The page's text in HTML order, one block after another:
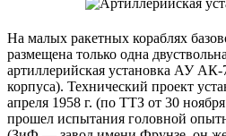
На малых ракетных кораблях
размещена только одна
артиллерийская установка АУ АК-
корпуса). Технический проект
апреля 1958 г. (по ТТЗ от 30
прошел испытания головной